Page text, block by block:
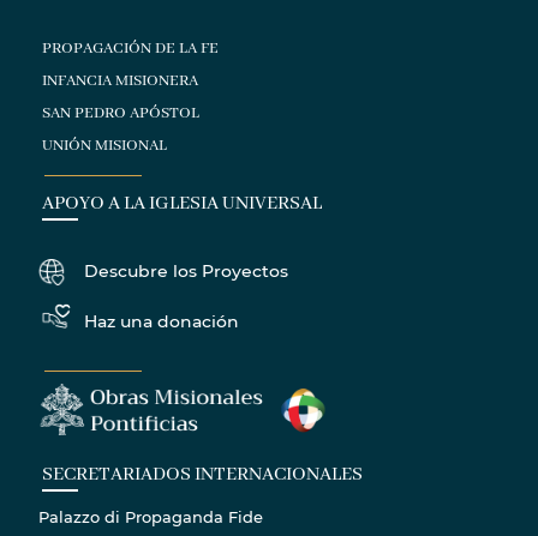
PROPAGACIÓN DE LA FE
INFANCIA MISIONERA
SAN PEDRO APÓSTOL
UNIÓN MISIONAL
APOYO A LA IGLESIA UNIVERSAL
Descubre los Proyectos
Haz una donación
SECRETARIADOS INTERNACIONALES
Palazzo di Propaganda Fide